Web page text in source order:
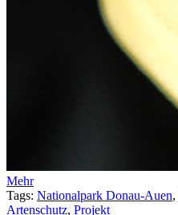
Mehr
Tags: Nationalpark Donau-Auen,
Artenschutz, Projekt